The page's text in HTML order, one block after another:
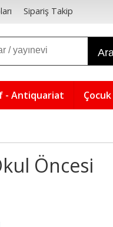
Sipariş Takip
- Antiquariat
Öncesi